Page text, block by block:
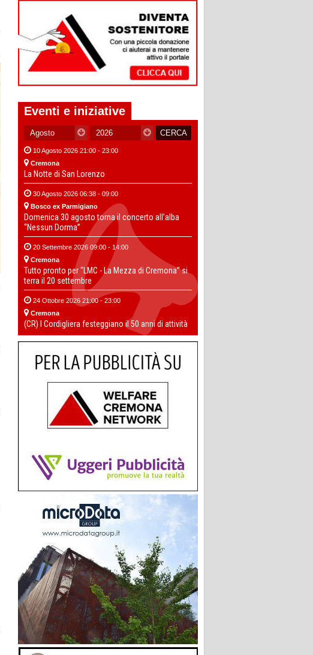
Eventi e iniziative
10 Agosto 2026 21:00 - 23:00
Cremona
La Notte di San Lorenzo
30 Agosto 2026 06:38 - 09:00
Bosco ex Parmigiano
Domenica 30 agosto torna il concerto all’alba
“Nessun Dorma”
20 Settembre 2026 09:00 - 14:00
Cremona
Tutto pronto per “LMC - La Mezza di Cremona” si
terra il 20 settembre
24 Ottobre 2026 21:00 - 23:00
Cremona
(CR) I Cordigliera festeggiano il 50 anni di attività